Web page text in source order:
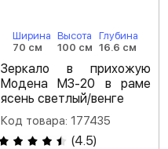
Ширина
70 см
Высота
100 см
Глубина
16.6 см
Зеркало в прихожую
Модена МЗ-20 в раме
ясень светлый/венге
Код товара: 177435
(4.5)